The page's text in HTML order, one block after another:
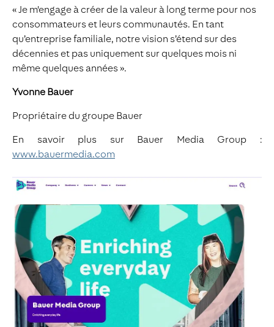
« Je m'engage à créer de la valeur à long terme pour nos
consommateurs et leurs communautés. En tant
qu’entreprise familiale, notre vision s’étend sur des
décennies et pas uniquement sur quelques mois ni
même quelques années ».
Yvonne Bauer
Propriétaire du groupe Bauer
En savoir plus sur Bauer Media Group :
www.bauermedia.com